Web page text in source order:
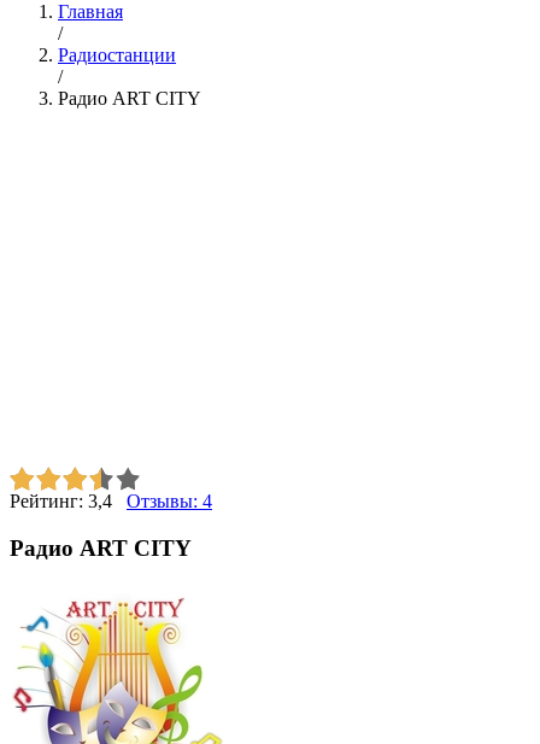
Главная
/
Радиостанции
/
Радио ART CITY
Рейтинг: 3,4 Отзывы: 4
Радио ART CITY